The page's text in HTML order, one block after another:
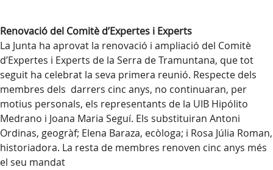
Renovació del Comitè d’Expertes i Experts
La Junta ha aprovat la renovació i ampliació del Comitè
d’Expertes i Experts de la Serra de Tramuntana, que tot
seguit ha celebrat la seva primera reunió. Respecte dels
membres dels darrers cinc anys, no continuaran, per
motius personals, els representants de la UIB Hipólito
Medrano i Joana Maria Seguí. Els substituiran Antoni
Ordinas, geogràf; Elena Baraza, ecòloga; i Rosa Júlia Roman,
historiadora. La resta de membres renoven cinc anys més
el seu mandat